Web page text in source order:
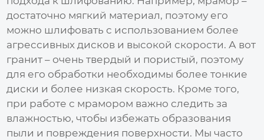
достаточно мягкий материал, поэтому его
можно шлифовать с использованием более
агрессивных дисков и высокой скорости. А вот
гранит – очень твердый и пористый, поэтому
для его обработки необходимы более тонкие
диски и более низкая скорость. Кроме того,
при работе с мрамором важно следить за
влажностью, чтобы избежать образования
пыли и повреждения поверхности. Мы часто